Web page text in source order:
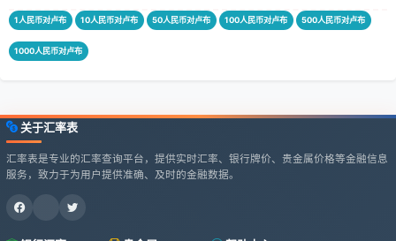
1人民币对卢布 10人民币对卢布 50人民币对卢布 100人民币对卢布 500人民币对卢布
1000人民币对卢布
关于汇率表
汇率表是专业的汇率查询平台，提供实时汇率、银行牌价、贵金属价格等金融信息
服务，致力于为用户提供准确、及时的金融数据。